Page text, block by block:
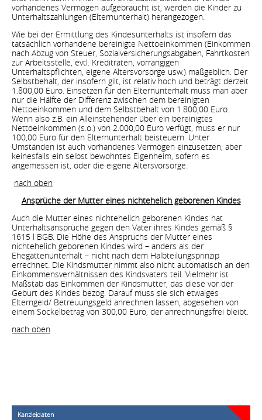
vorhandenes Vermögen aufgebraucht ist, werden die Kinder zu
Unterhaltszahlungen (Elternunterhalt) herangezogen.
Wie bei der Ermittlung des Kindesunterhalts ist insofern das
tatsächlich vorhandene bereinigte Nettoeinkommen (Einkommen
nach Abzug von Steuer, Sozialversicherungsabgaben, Fahrtkosten
zur Arbeitsstelle, evtl. Kreditraten, vorrangigen
Unterhaltspflichten, eigene Altersvorsorge usw.) maßgeblich. Der
Selbstbehalt, der insofern gilt, ist relativ hoch und beträgt derzeit
1.800,00 Euro. Einsetzen für den Elternunterhalt muss man aber
nur die Hälfte der Differenz zwischen dem bereinigten
Nettoeinkommen und dem Selbstbehalt von 1.800,00 Euro.
Wenn also z.B. ein Alleinstehender über ein bereinigtes
Nettoeinkommen (s.o.) von 2.000,00 Euro verfügt, muss er nur
100,00 Euro für den Elternunterhalt beisteuern. Unter
Umständen ist auch vorhandenes Vermögen einzusetzen, aber
keinesfalls ein selbst bewohntes Eigenheim, sofern es
angemessen ist, oder die eigene Altersvorsorge.
nach oben
Ansprüche der Mutter eines nichtehelich geborenen Kindes
Auch die Mutter eines nichtehelich geborenen Kindes hat
Unterhaltsansprüche gegen den Vater ihres Kindes gemäß §
1615 l BGB. Die Höhe des Anspruchs der Mutter eines
nichtehelich geborenen Kindes wird – anders als der
Ehegattenunterhalt – nicht nach dem Halbteilungsprinzip
errechnet. Die Kindsmutter nimmt also nicht automatisch an den
Einkommensverhältnissen des Kindsvaters teil. Vielmehr ist
Maßstab das Einkommen der Kindsmutter, das diese vor der
Geburt des Kindes bezog. Darauf muss sie sich etwaiges
Elterngeld/ Betreuungsgeld anrechnen lassen, abgesehen von
einem Sockelbetrag von 300,00 Euro, der anrechnungsfrei bleibt.
nach oben
Kanzleidaten